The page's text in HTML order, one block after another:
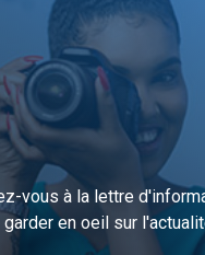
vous à la lettre
garder en oeil sur